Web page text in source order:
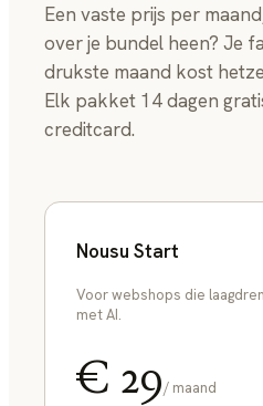
Een vaste prijs per
over je bundel heen? Je
drukste maand kost
Elk pakket 14 dagen
creditcard.
Nousu Start
Voor webshops die
met AI.
€ 29/ maand